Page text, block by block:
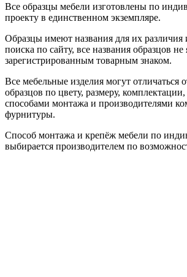
Все образцы мебели изготовлены по
проекту в единственном экземпляре.
Образцы имеют названия для их различия
поиска по сайту, все названия образцов не
зарегистрированным товарным знаком.
Все мебельные изделия могут отличаться
образцов по цвету, размеру,
способами монтажа и производителями
фурнитуры.
Способ монтажа и крепёж мебели по
выбирается производителем по